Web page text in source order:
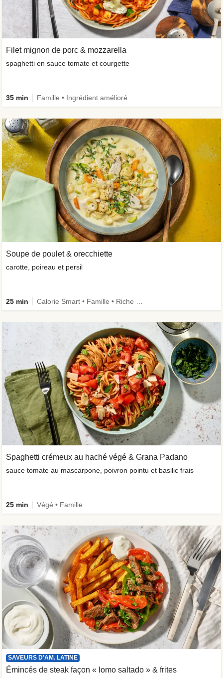
Filet mignon de porc & mozzarella
spaghetti en sauce tomate et courgette
35 min Famille • Ingrédient amélioré
Soupe de poulet & orecchiette
carotte, poireau et persil
25 min
Spaghetti crémeux au haché végé & Grana Padano
sauce tomate au mascarpone, poivron pointu et basilic frais
25 min Végé • Famille
SAVEURS D'AM. LATINE
Émincés de steak façon « lomo saltado » & frites